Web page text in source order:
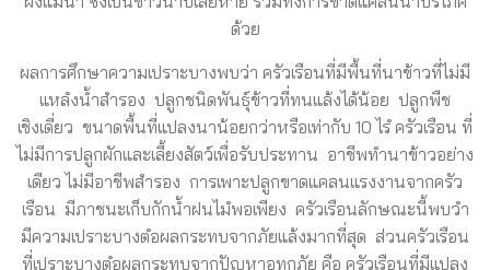
ด้วย
ผลการศึกษาความเปราะบางพบว่า ครัวเรือนที่มีพื้นที่นาข้าวที่ไม่มี
แหลํงน้ำสํารอง ปลูกชนิดพันธุ์ข้าวที่ทนแล้งได้น้อย ปลูกพืช
เชิงเดี่ยว ขนาดพื้นที่แปลงนาน้อยกว่าหรือเท่ากับ 10 ไรํ ครัวเรือน ที่
ไม่มีการปลูกผักและเลี้ยงสัตว์เพื่อรับประทาน อาชีพทํานาข้าวอย่าง
เดียว ไม่มีอาชีพสํารอง การเพาะปลูกขาดแคลนแรงงานจากครัว
เรือน มีภาชนะเก็บกักน้ำฝนไมํพอเพียง ครัวเรือนลักษณะนี้พบวํา
มีความเปราะบางตํอผลกระทบจากภัยแล้งมากที่สุด ส่วนครัวเรือน
ที่เปราะบางตํอผลกระทบจากปัญหาอุทกภัย คือ ครัวเรือนที่มีแปลง